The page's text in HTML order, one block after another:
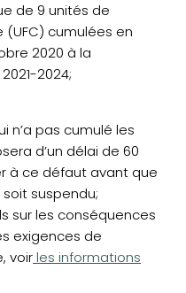
continue
de 9 unités de
cumulées en
2020 à la
2024;
n’a pas cumulé les
d’un délai de 60
à ce défaut avant que
suspendu;
sur les conséquences
exigences de
voirles informations